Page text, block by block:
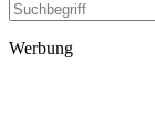
Werbung